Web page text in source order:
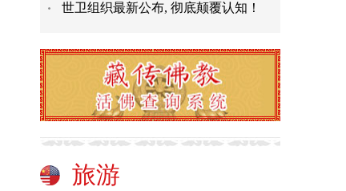
世卫组织最新公布, 彻底颠覆认知！
旅游